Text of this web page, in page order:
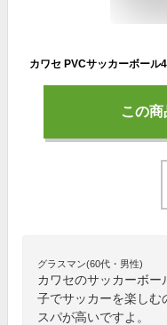
カワセ PVCサッカーボール
この
グラスマン(60代・男性)
カワセのサッカーボー
子でサッカーを楽しむ
スパが高いですよ。